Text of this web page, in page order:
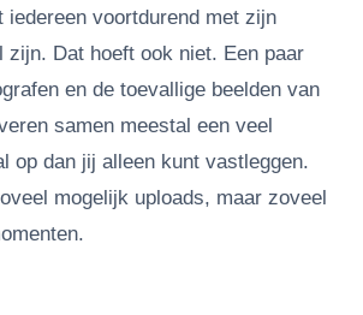
iedereen voortdurend met zijn
zijn. Dat hoeft ook niet. Een paar
en de toevallige beelden van
samen meestal een veel
op dan jij alleen kunt vastleggen.
mogelijk uploads, maar zoveel